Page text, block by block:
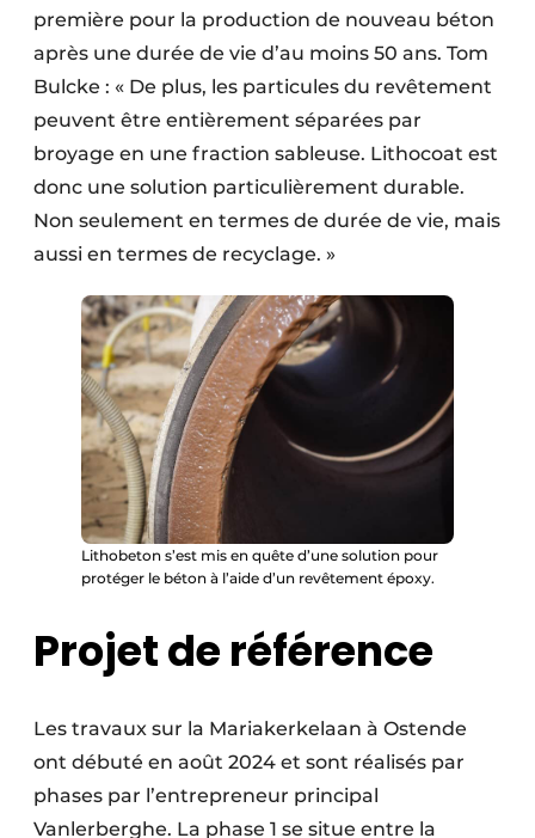
première pour la production de nouveau béton
après une durée de vie d’au moins 50 ans. Tom
Bulcke : « De plus, les particules du revêtement
peuvent être entièrement séparées par
broyage en une fraction sableuse. Lithocoat est
donc une solution particulièrement durable.
Non seule­ment en termes de durée de vie, mais
aussi en termes de recyclage. »
Lithobeton s’est mis en quête d’une solution pour
protéger le béton à l’aide d’un revêtement époxy.
Projet de référence
Les travaux sur la Mariakerkelaan à Ostende
ont débuté en août 2024 et sont réalisés par
phases par l’entrepreneur principal
Vanlerberghe. La phase 1 se situe entre la